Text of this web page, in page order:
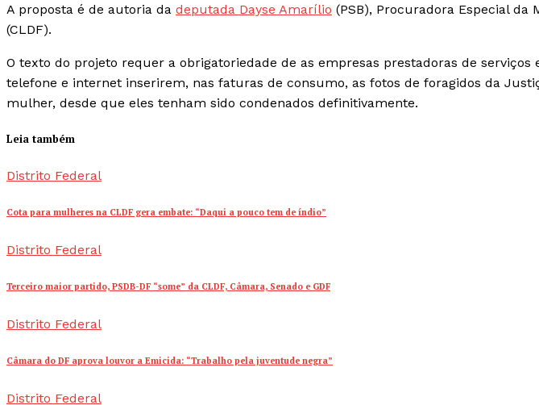
A proposta é de autoria da deputada Dayse Amarílio (PSB), Procuradora Especial da
(CLDF).
O texto do projeto requer a obrigatoriedade de as empresas prestadoras de serviços
telefone e internet inserirem, nas faturas de consumo, as fotos de foragidos da
mulher, desde que eles tenham sido condenados definitivamente.
Leia também
Distrito Federal
Cota para mulheres na CLDF gera embate: “Daqui a pouco tem de índio”
Distrito Federal
Terceiro maior partido, PSDB-DF “some” da CLDF, Câmara, Senado e GDF
Distrito Federal
Câmara do DF aprova louvor a Emicida: “Trabalho pela juventude negra”
Distrito Federal